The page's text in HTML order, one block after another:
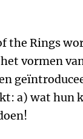
the Rings
vormen
a) wat hun